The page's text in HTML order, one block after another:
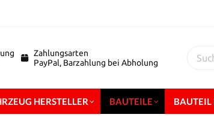
Zahlungsarten
PayPal, Barzahlung bei Abholung
HERSTELLER BAUTEILE BAUTEIL